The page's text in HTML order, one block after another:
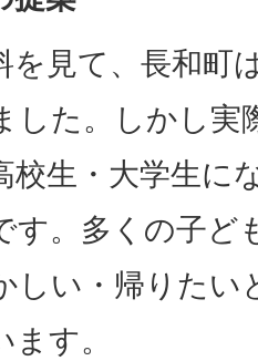
を見て、長和町
した。しかし実
校生・大学生に
す。多くの子ど
しい・帰りたい
す。